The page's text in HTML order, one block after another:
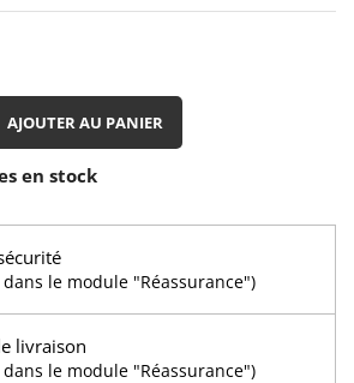
AJOUTER AU PANIER
en stock
le module "Réassurance")
livraison
le module "Réassurance")